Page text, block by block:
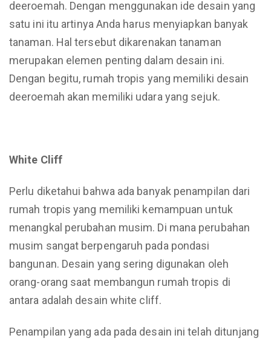
deeroemah. Dengan menggunakan ide desain yang
satu ini itu artinya Anda harus menyiapkan banyak
tanaman. Hal tersebut dikarenakan tanaman
merupakan elemen penting dalam desain ini.
Dengan begitu, rumah tropis yang memiliki desain
deeroemah akan memiliki udara yang sejuk.
White Cliff
Perlu diketahui bahwa ada banyak penampilan dari
rumah tropis yang memiliki kemampuan untuk
menangkal perubahan musim. Di mana perubahan
musim sangat berpengaruh pada pondasi
bangunan. Desain yang sering digunakan oleh
orang-orang saat membangun rumah tropis di
antara adalah desain white cliff.
Penampilan yang ada pada desain ini telah ditunjang